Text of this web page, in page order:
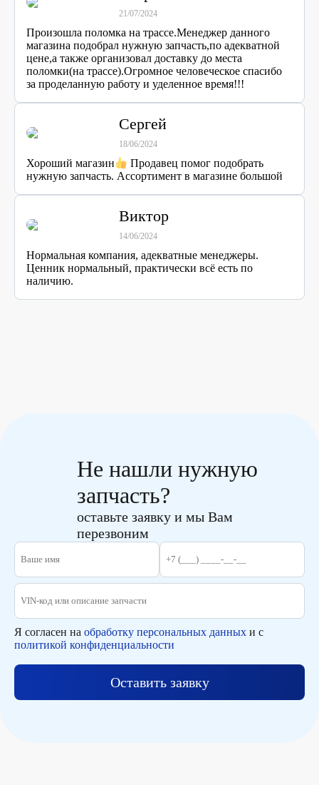
21/07/2024
Произошла поломка на трассе.Менеджер данного
магазина подобрал нужную запчасть,по адекватной
цене,а также организовал доставку до места
поломки(на трассе).Огромное человеческое спасибо
за проделанную работу и уделенное время!!!
Сергей
18/06/2024
Хороший магазин
Продавец помог подобрать
нужную запчасть. Ассортимент в магазине большой
Виктор
14/06/2024
Нормальная компания, адекватные менеджеры.
Ценник нормальный, практически всё есть по
наличию.
Не нашли нужную
запчасть?
оставьте заявку и мы Вам
перезвоним
Я согласен на обработку персональных данных и с
политикой конфиденциальности
Оставить заявку